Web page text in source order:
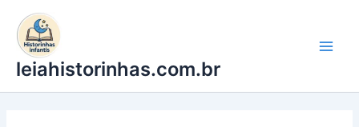
para
conteúdo
leiahistorinhas.com.br